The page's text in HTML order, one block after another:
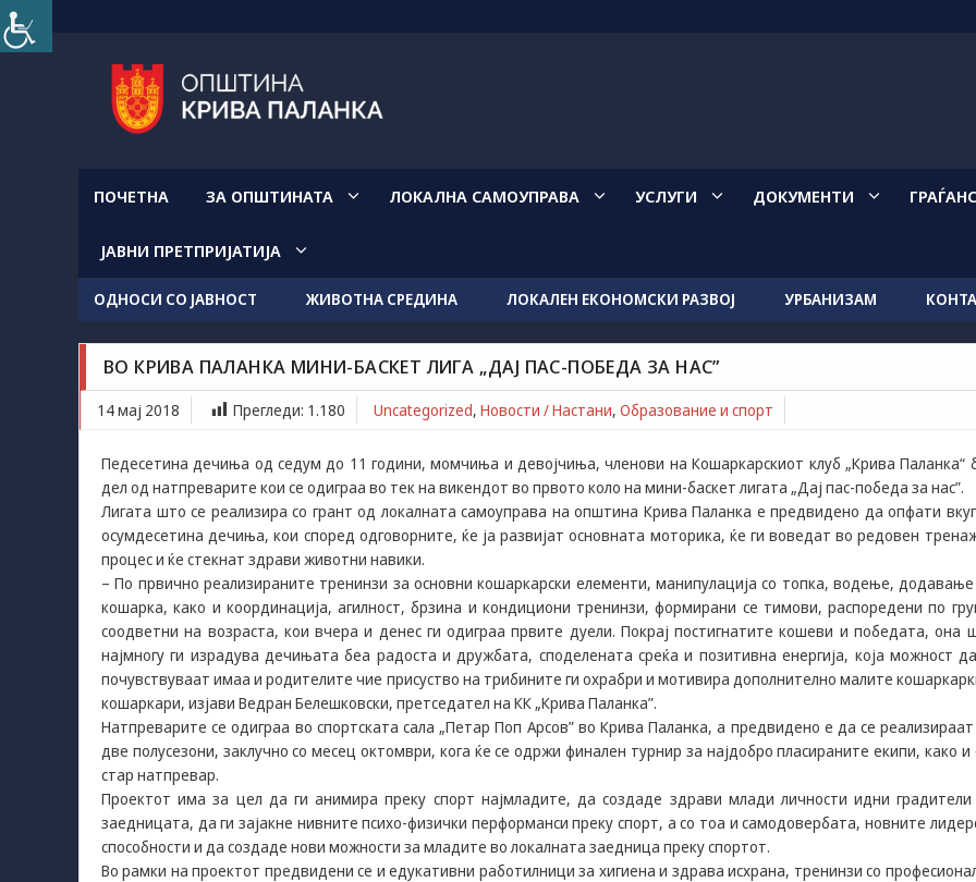
Прескокнете
на
ПОЧЕТНА ЗА ОПШТИНАТА ЛОКАЛНА САМОУПРАВА УСЛУГИ ДОКУМЕНТИ
ЈАВНИ ПРЕТПРИЈАТИЈА
ОДНОСИ СО ЈАВНОСТ ЖИВОТНА СРЕДИНА ЛОКАЛЕН ЕКОНОМСКИ РАЗВОЈ УРБАНИЗАМ
ВО КРИВА ПАЛАНКА МИНИ-БАСКЕТ ЛИГА „ДАЈ ПАС-ПОБЕДА ЗА НАС”
14 мај 2018 Прегледи: 1.180 Uncategorized, Новости / Настани, Образование и спорт
Uncategorized Новости / Настани Образование и спорт
мај 14, 2018 Слаѓана Мицевска
Во Крива Паланка мини-баскет лига „Дај пас-победа за нас”
Педесетина дечиња од седум до 11 години, момчиња и девојчиња, членови на Кошаркарскиот клуб „Крива Паланка“
дел од натпреварите кои се одиграа во тек на викендот во првото коло на мини-баскет лигата „Дај пас-победа за нас”.
Лигата што се реализира со грант од локалната самоуправа на општина Крива Паланка е предвидено да опфати
осумдесетина дечиња, кои според одговорните, ќе ја развијат основната моторика, ќе ги воведат во редовен
процес и ќе стекнат здрави животни навики.
– По првично реализираните тренинзи за основни кошаркарски елементи, манипулација со топка, водење,
кошарка, како и координација, агилност, брзина и кондициони тренинзи, формирани се тимови, распоредени по
соодветни на возраста, кои вчера и денес ги одиграа првите дуели. Покрај постигнатите кошеви и победата, она
најмногу ги израдува дечињата беа радоста и дружбата, споделената среќа и позитивна енергија, која можност
почувствуваат имаа и родителите чие присуство на трибините ги охрабри и мотивира дополнително малите
кошаркари, изјави Ведран Белешковски, претседател на КК „Крива Паланка”.
Натпреварите се одиграа во спортската сала „Петар Поп Арсов” во Крива Паланка, а предвидено е да се
две полусезони, заклучно со месец октомври, кога ќе се одржи финален турнир за најдобро пласираните екипи, како и
стар натпревар.
Проектот има за цел да ги анимира преку спорт најмладите, да создаде здрави млади личности идни
заедницата, да ги зајакне нивните психо-физички перформанси преку спорт, а со тоа и самодовербата, новните
способности и да создаде нови можности за младите во локалната заедница преку спортот.
Во рамки на проектот предвидени се и едукативни работилници за хигиена и здрава исхрана, тренинзи со
Задолжителни
Сесиските
колачиња се
колачиња, кои се
зачувуваат во
датотеката на
Вашиот интернет
пребарувач
завршите сесијата
на него. Овие
одредени
апликации или
функционалности
на нашата веб-